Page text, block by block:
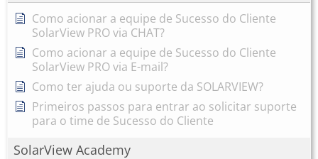
Como acionar a equipe de Sucesso do Cliente
SolarView PRO via CHAT?
Como acionar a equipe de Sucesso do Cliente
SolarView PRO via E-mail?
Como ter ajuda ou suporte da SOLARVIEW?
Primeiros passos para entrar ao solicitar suporte
para o time de Sucesso do Cliente
SolarView Academy